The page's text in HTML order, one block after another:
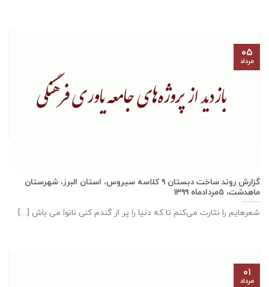
گزارش روند ساخت دبستان ٩ كلاسه سيروس، استان البرز، شهرستان
ماهدشت، ۵مردادماه ۱۳۹۹
شعرهایم را نثارت می‌کنم تا که دنیا را پر از گندم کنی نانوا می باش [...]
۰۵
مرداد
۰۱
مرداد